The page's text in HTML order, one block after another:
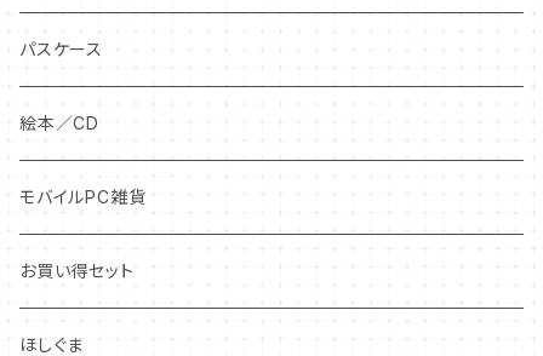
ぬいぐるみキーチェーン
パスケース
絵本／CD
モバイルPC雑貨
お買い得セット
ほしぐま